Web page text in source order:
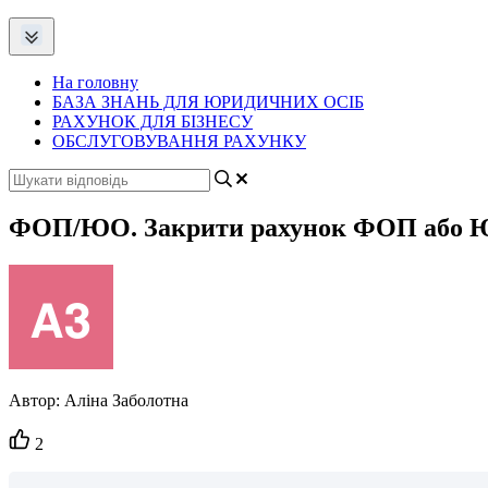
На головну
БАЗА ЗНАНЬ ДЛЯ ЮРИДИЧНИХ ОСІБ
РАХУНОК ДЛЯ БІЗНЕСУ
ОБСЛУГОВУВАННЯ РАХУНКУ
ФОП/ЮО. Закрити рахунок ФОП або
Автор: Аліна Заболотна
Кількість
вподобайок:
2